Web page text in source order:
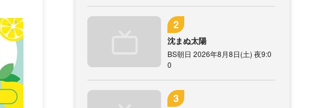
沈まぬ太陽
BS朝日 2026年8月8日(土) 夜9:0
0